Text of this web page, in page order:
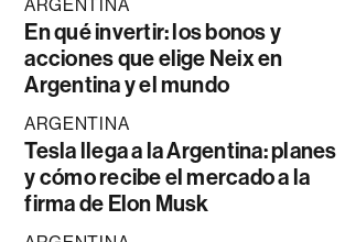
ARGENTINA
En qué invertir: los bonos y
acciones que elige Neix en
Argentina y el mundo
ARGENTINA
Tesla llega a la Argentina: planes
y cómo recibe el mercado a la
firma de Elon Musk